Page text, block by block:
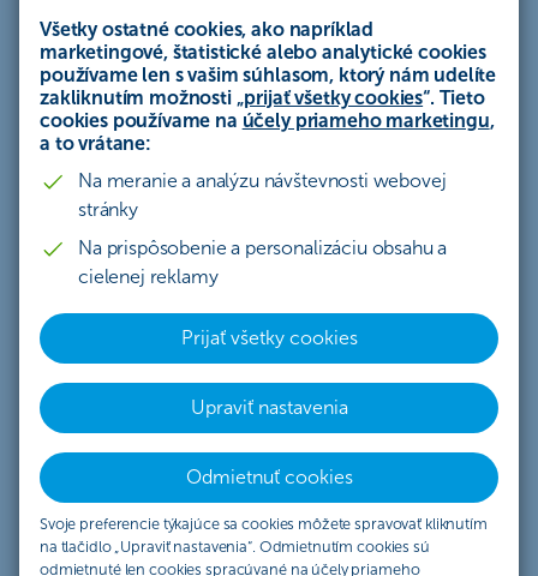
Všetky ostatné cookies, ako napríklad
marketingové, štatistické alebo analytické cookies
používame len s vašim súhlasom, ktorý nám udelíte
zakliknutím možnosti „prijať všetky cookies“. Tieto
cookies používame na účely priameho marketingu,
a to vrátane:
Na meranie a analýzu návštevnosti webovej
stránky
Na prispôsobenie a personalizáciu obsahu a
cielenej reklamy
Prijať všetky cookies
Upraviť nastavenia
Odmietnuť cookies
Svoje preferencie týkajúce sa cookies môžete spravovať kliknutím
na tlačidlo „Upraviť nastavenia“. Odmietnutím cookies sú
odmietnuté len cookies spracúvané na účely priameho
nadštandardné služby. Ide o letiskový salónik,
ktorý si mnohí spájajú najmä s luxusným
cestovaním prvou triedou. Dnes už služby
letiskových salónikov môže využiť každý. So
správnou platobnou kartou do nich vstupujete
za výhodnejšiu cenu alebo dokonca úplne
zadarmo.
Výhody letiskových salónikov